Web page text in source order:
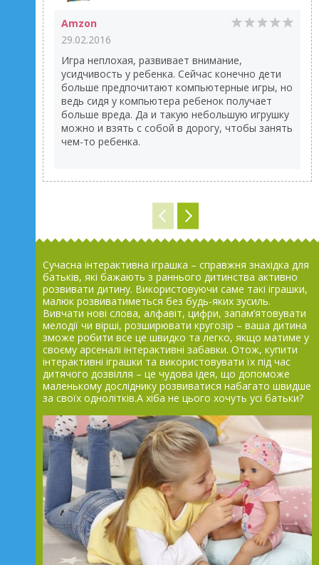
Amzon
29.02.2016
Игра неплохая, развивает внимание,
усидчивость у ребенка. Сейчас конечно дети
больше предпочитают компьютерные игры, но
ведь сидя у компьютера ребенок получает
больше вреда. Да и такую небольшую игрушку
можно и взять с собой в дорогу, чтобы занять
чем-то ребенка.
Сучасна інтерактивна іграшка – справжня знахідка для
батьків, які бажають з раннього дитинства активно
розвивати дитину. Використовуючи саме такі іграшки,
малюк розвиватиметься без будь-яких зусиль.
Вивчати нові слова, алфавіт, цифри, запам’ятовувати
мелодії чи вірші, розширювати кругозір – ваша дитина
зможе робити все це швидко та легко, якщо матиме у
своєму арсеналі інтерактивні забавки. Отож, купити
інтерактивні іграшки та використовувати їх під час
дитячого дозвілля – це чудова ідея, що допоможе
маленькому досліднику розвиватися набагато швидше
за своїх однолітків.А хіба не цього хочуть усі батьки?